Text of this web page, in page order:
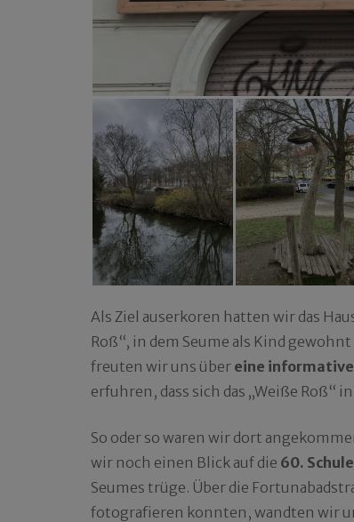
Als Ziel auserkoren hatten wir das
Roß“, in dem Seume als Kind
freuten wir uns über eine
erfuhren, dass sich das „Weiße Roß“
So oder so waren wir dort
wir noch einen Blick auf die 60. Schule
Seumes trüge. Über die
fotografieren konnten, wandten wir